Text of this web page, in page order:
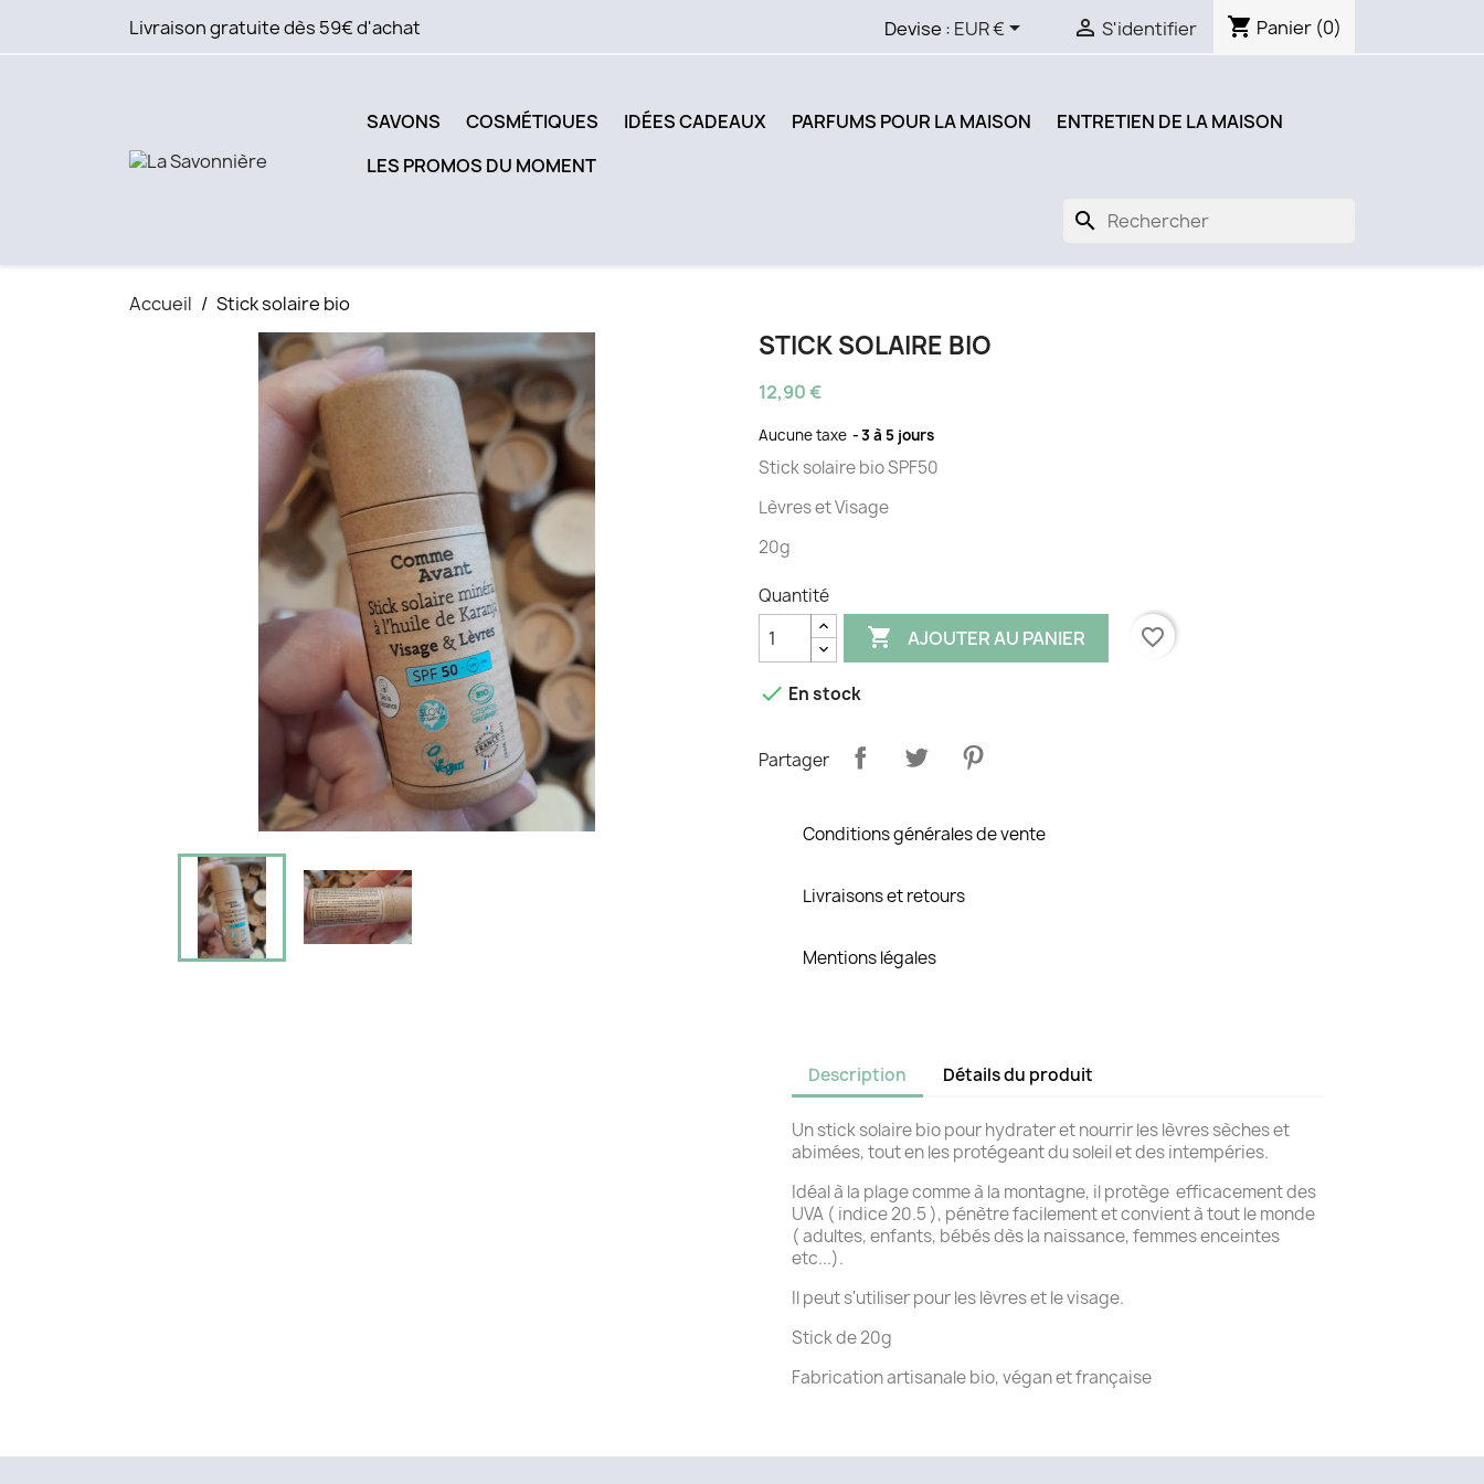
Livraison gratuite dès 59€ d'achat Devise : EUR €  S'identifier shopping_cart Panier (0)
SAVONS COSMÉTIQUES IDÉES CADEAUX PARFUMS POUR LA MAISON
ENTRETIEN DE LA MAISON
LES PROMOS DU MOMENT
search
Accueil Stick solaire bio
STICK SOLAIRE BIO
12,90 €
Aucune taxe 3 à 5 jours
Stick solaire bio SPF50
Lèvres et Visage
20g
Quantité
 AJOUTER AU PANIER favorite_border
 En stock
Partager
Conditions générales de vente
Livraisons et retours
Mentions légales
Description Détails du produit
Un stick solaire bio pour hydrater et nourrir les lèvres sèches et
abimées, tout en les protégeant du soleil et des intempéries.
Idéal à la plage comme à la montagne, il protège efficacement des
UVA ( indice 20.5 ), pénètre facilement et convient à tout le monde
( adultes, enfants, bébés dès la naissance, femmes enceintes
etc...).
Il peut s'utiliser pour les lèvres et le visage.
Stick de 20g
Fabrication artisanale bio, végan et française